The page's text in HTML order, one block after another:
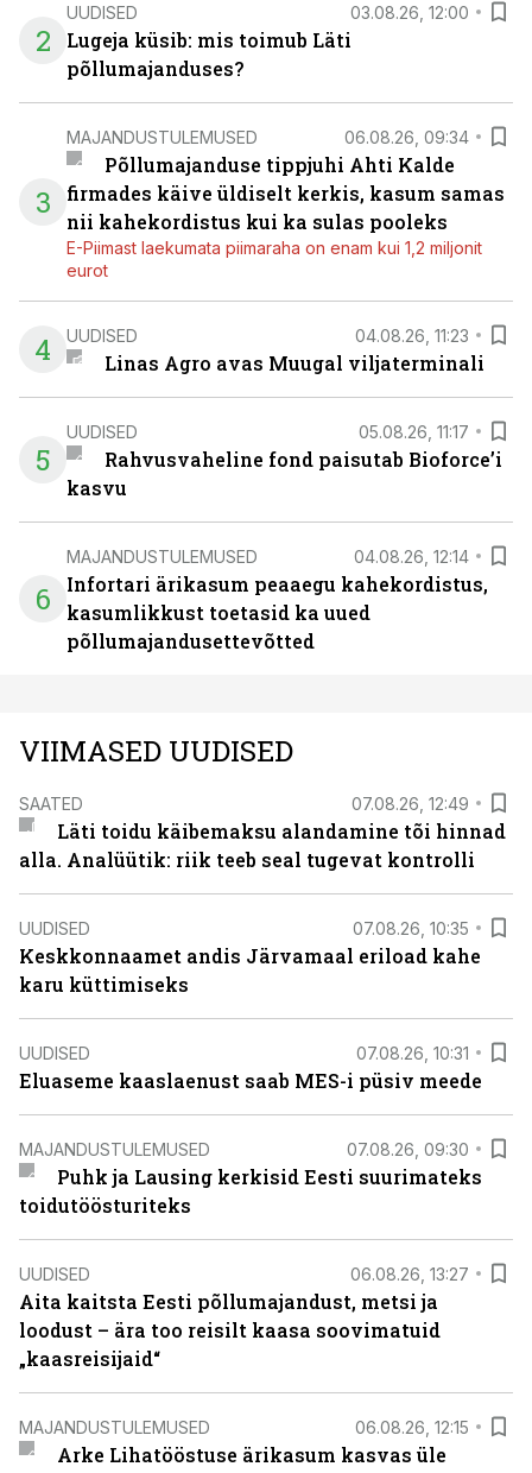
2
UUDISED 03.08.26, 12:00
Lugeja küsib: mis toimub Läti
põllumajanduses?
3
MAJANDUSTULEMUSED 06.08.26, 09:34
Põllumajanduse tippjuhi Ahti Kalde
firmades käive üldiselt kerkis, kasum samas
nii kahekordistus kui ka sulas pooleks
E-Piimast laekumata piimaraha on enam kui 1,2 miljonit
eurot
4 UUDISED 04.08.26, 11:23
Linas Agro avas Muugal viljaterminali
5
UUDISED 05.08.26, 11:17
Rahvusvaheline fond paisutab Bioforce’i
kasvu
6
MAJANDUSTULEMUSED 04.08.26, 12:14
Infortari ärikasum peaaegu kahekordistus,
kasumlikkust toetasid ka uued
põllumajandusettevõtted
VIIMASED UUDISED
SAATED 07.08.26, 12:49
Läti toidu käibemaksu alandamine tõi hinnad
alla. Analüütik: riik teeb seal tugevat kontrolli
UUDISED 07.08.26, 10:35
Keskkonnaamet andis Järvamaal eriload kahe
karu küttimiseks
UUDISED 07.08.26, 10:31
Eluaseme kaaslaenust saab MES-i püsiv meede
MAJANDUSTULEMUSED 07.08.26, 09:30
Puhk ja Lausing kerkisid Eesti suurimateks
toidutöösturiteks
UUDISED 06.08.26, 13:27
Aita kaitsta Eesti põllumajandust, metsi ja
loodust – ära too reisilt kaasa soovimatuid
„kaasreisijaid“
MAJANDUSTULEMUSED 06.08.26, 12:15
Arke Lihatööstuse ärikasum kasvas üle